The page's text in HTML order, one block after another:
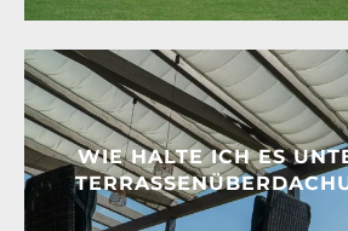
WIE HALTE ICH ES